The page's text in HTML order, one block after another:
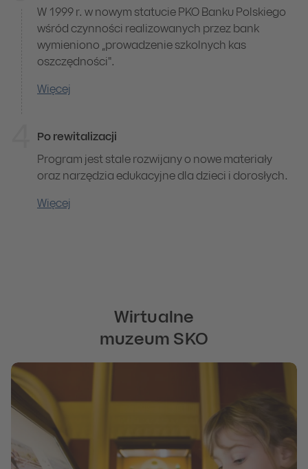
W 1999 r. w nowym statucie PKO Banku Polskiego
wśród czynności realizowanych przez bank
wymieniono „prowadzenie szkolnych kas
oszczędności".
Więcej
Po rewitalizacji
Program jest stale rozwijany o nowe materiały
oraz narzędzia edukacyjne dla dzieci i dorosłych.
Więcej
Wirtualne
muzeum SKO